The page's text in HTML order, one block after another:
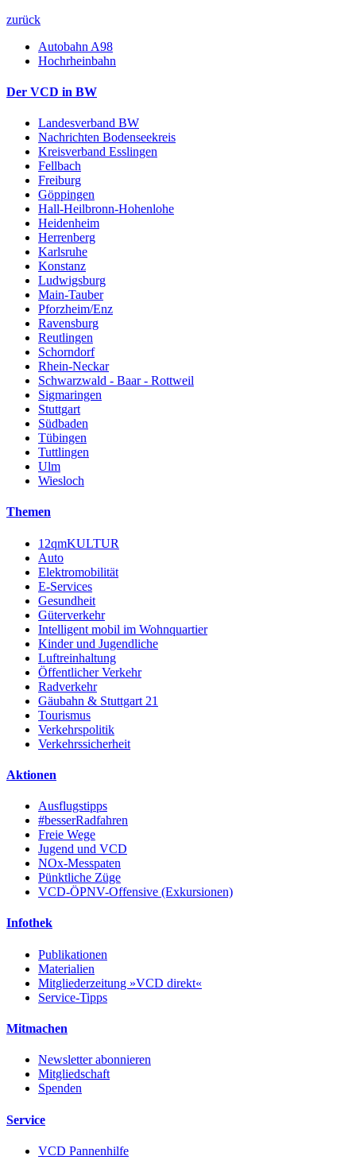
zurück
Autobahn A98
Hochrheinbahn
Der VCD in BW
Landesverband BW
Nachrichten Bodenseekreis
Kreisverband Esslingen
Fellbach
Freiburg
Göppingen
Hall-Heilbronn-Hohenlohe
Heidenheim
Herrenberg
Karlsruhe
Konstanz
Ludwigsburg
Main-Tauber
Pforzheim/Enz
Ravensburg
Reutlingen
Schorndorf
Rhein-Neckar
Schwarzwald - Baar - Rottweil
Sigmaringen
Stuttgart
Südbaden
Tübingen
Tuttlingen
Ulm
Wiesloch
Themen
12qmKULTUR
Auto
Elektromobilität
E-Services
Gesundheit
Güterverkehr
Intelligent mobil im Wohnquartier
Kinder und Jugendliche
Luftreinhaltung
Öffentlicher Verkehr
Radverkehr
Gäubahn & Stuttgart 21
Tourismus
Verkehrspolitik
Verkehrssicherheit
Aktionen
Ausflugstipps
#besserRadfahren
Freie Wege
Jugend und VCD
NOx-Messpaten
Pünktliche Züge
VCD-ÖPNV-Offensive (Exkursionen)
Infothek
Publikationen
Materialien
Mitgliederzeitung »VCD direkt«
Service-Tipps
Mitmachen
Newsletter abonnieren
Mitgliedschaft
Spenden
Service
VCD Pannenhilfe